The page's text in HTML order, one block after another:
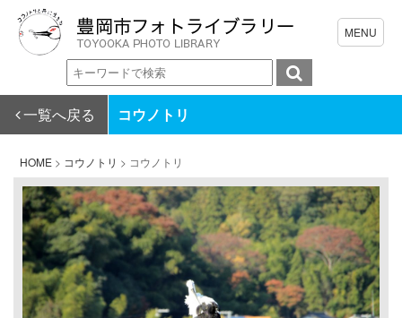
一覧へ戻る コウノトリ
HOME > コウノトリ > コウノトリ